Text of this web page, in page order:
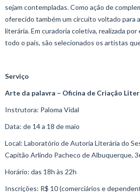
sejam contempladas. Como ação de
oferecido também um circuito voltado para
literária. Em curadoria coletiva, realizada
todo o país, são selecionados os artistas
Serviço
Arte da palavra – Oficina de Criação
Instrutora: Paloma Vidal
Data: de 14 a 18 de maio
Local: Laboratório de Autoria Literária do
Capitão Arlindo Pacheco de Albuquerque,
Horário: das 18h às 22h
Inscrições: R$ 10 (comerciários e